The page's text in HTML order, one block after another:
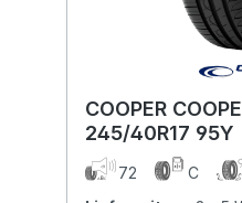
COOPER
245/40R17 95Y
BLK
72 C